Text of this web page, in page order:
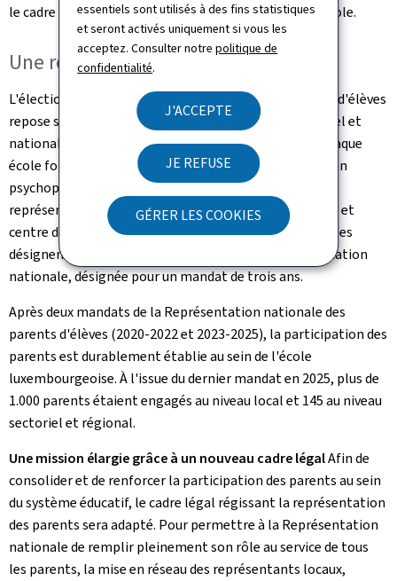
essentiels sont utilisés à des fins statistiques
et seront activés uniquement si vous les
acceptez. Consulter notrepolitique de
confidentialité.
J'ACCEPTE
JE REFUSE
GÉRER LES COOKIES
le cadre d'utilisation de l'intelligence artificielle à l'école.
Une représentation à trois niveaux
L'élection de la Représentation nationale des parents d'élèves
repose sur un processus en trois niveaux: local, sectoriel et
national. Des représentants sont d'abord élus dans chaque
école fondamentale, lycée et centre de compétences en
psychopédagogie spécialisée; ils élisent ensuite deux
représentants sectoriels par direction régionale, lycée et
centre de compétences. Les représentations sectorielles
désignent ensuite, parmi leurs membres, la représentation
nationale, désignée pour un mandat de trois ans.
Après deux mandats de la Représentation nationale des
parents d'élèves (2020-2022 et 2023-2025), la participation des
parents est durablement établie au sein de l'école
luxembourgeoise. À l'issue du dernier mandat en 2025, plus de
1.000 parents étaient engagés au niveau local et 145 au niveau
sectoriel et régional.
Une mission élargie grâce à un nouveau cadre légalAfin de
consolider et de renforcer la participation des parents au sein
du système éducatif, le cadre légal régissant la représentation
des parents sera adapté. Pour permettre à la Représentation
nationale de remplir pleinement son rôle au service de tous
les parents, la mise en réseau des représentants locaux,